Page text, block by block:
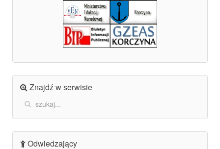
Znajdź w serwisie
Odwiedzający